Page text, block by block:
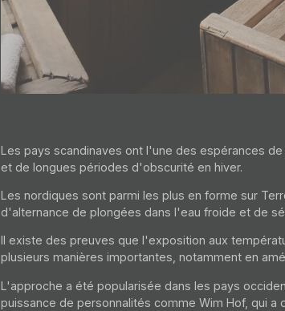
Les pays scandinaves ont l'une des espérances
et de longues périodes d'obscurité en hiver.
Les nordiques sont parmi les plus en forme sur
d'alternance de plongées dans l'eau froide et de
Il existe des preuves que l'exposition aux
plusieurs manières importantes, notamment en
L'approche a été popularisée dans les pays
puissance de personnalités comme Wim Hof, qui